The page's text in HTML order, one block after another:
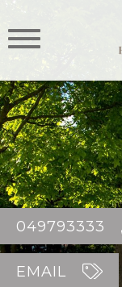
049793333
EMAIL